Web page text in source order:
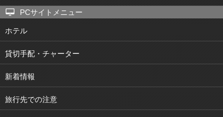
PCサイトメニュー
ホテル
貸切手配・チャーター
新着情報
旅行先での注意